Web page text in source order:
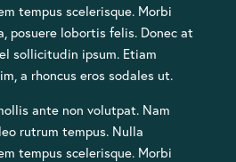
tempus scelerisque. Morbi
posuere lobortis felis. Donec at
sollicitudin ipsum. Etiam
a rhoncus eros sodales ut.
ante non volutpat. Nam
rutrum tempus. Nulla
tempus scelerisque. Morbi